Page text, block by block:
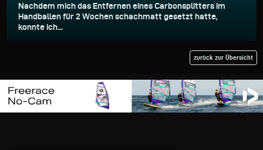
Nachdem mich das Entfernen eines Carbonsplitters im
Handballen für 2 Wochen schachmatt gesetzt hatte,
konnte ich...
zurück zur Übersicht